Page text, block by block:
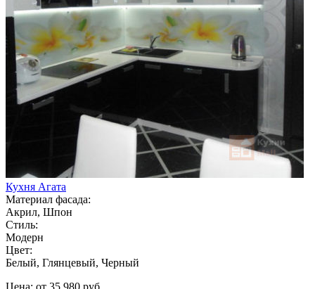
Кухня Агата
Материал фасада:
Акрил, Шпон
Стиль:
Модерн
Цвет:
Белый, Глянцевый, Черный
Цена: от 35 980 руб.